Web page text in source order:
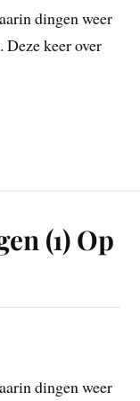
dingen weer
keer over
(1) Op
dingen weer